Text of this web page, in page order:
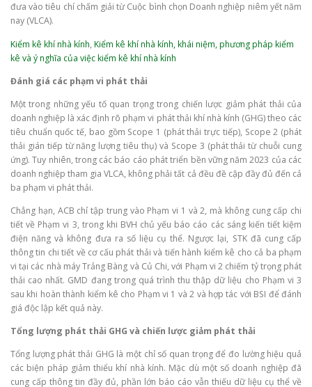
đưa vào tiêu chí chấm giải từ Cuộc bình chọn Doanh nghiệp niêm yết năm
nay (VLCA).
Kiểm kê khí nhà kính, Kiểm kê khí nhà kính, khái niệm, phương pháp kiểm
kê và ý nghĩa của việc kiểm kê khí nhà kính
Đánh giá các phạm vi phát thải
Một trong những yếu tố quan trọng trong chiến lược giảm phát thải của
doanh nghiệp là xác định rõ phạm vi phát thải khí nhà kính (GHG) theo các
tiêu chuẩn quốc tế, bao gồm Scope 1 (phát thải trực tiếp), Scope 2 (phát
thải gián tiếp từ năng lượng tiêu thụ) và Scope 3 (phát thải từ chuỗi cung
ứng). Tuy nhiên, trong các báo cáo phát triển bền vững năm 2023 của các
doanh nghiệp tham gia VLCA, không phải tất cả đều đề cập đầy đủ đến cả
ba phạm vi phát thải.
Chẳng hạn, ACB chỉ tập trung vào Phạm vi 1 và 2, mà không cung cấp chi
tiết về Phạm vi 3, trong khi BVH chủ yếu báo cáo các sáng kiến tiết kiệm
điện năng và không đưa ra số liệu cụ thể. Ngược lại, STK đã cung cấp
thông tin chi tiết về cơ cấu phát thải và tiến hành kiểm kê cho cả ba phạm
vi tại các nhà máy Trảng Bàng và Củ Chi, với Phạm vi 2 chiếm tỷ trọng phát
thải cao nhất. GMD đang trong quá trình thu thập dữ liệu cho Phạm vi 3
sau khi hoàn thành kiểm kê cho Phạm vi 1 và 2 và hợp tác với BSI để đánh
giá độc lập kết quả này.
Tổng lượng phát thải GHG và chiến lược giảm phát thải
Tổng lượng phát thải GHG là một chỉ số quan trọng để đo lường hiệu quả
các biện pháp giảm thiểu khí nhà kính. Mặc dù một số doanh nghiệp đã
cung cấp thông tin đầy đủ, phần lớn báo cáo vẫn thiếu dữ liệu cụ thể về